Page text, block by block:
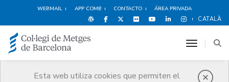
WEBMAIL APP COMB CONTACTO ÁREA PRIVADA
CATALÀ
Esta web utiliza cookies que permiten el
toggle